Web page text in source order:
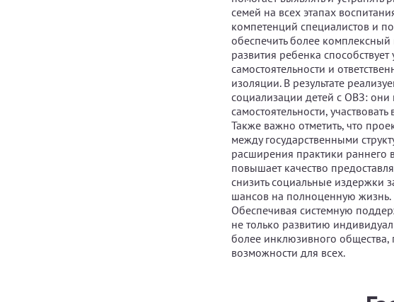
семей на всех этапах
компетенций специалистов и
обеспечить более
развития ребенка
самостоятельности и
изоляции. В результате
социализации детей с ОВЗ:
самостоятельности,
Также важно отметить, что
между государственными
расширения практики раннего
повышает качество
снизить социальные издержки
шансов на полноценную жизнь.
Обеспечивая системную
не только развитию
более инклюзивного общества,
возможности для всех.